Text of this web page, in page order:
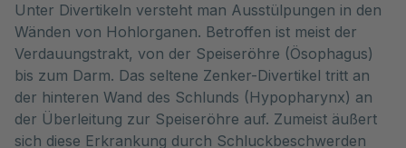
Unter Divertikeln versteht man Ausstülpungen in den
Wänden von Hohlorganen. Betroffen ist meist der
Verdauungstrakt, von der Speiseröhre (Ösophagus)
bis zum Darm. Das seltene Zenker-Divertikel tritt an
der hinteren Wand des Schlunds (Hypopharynx) an
der Überleitung zur Speiseröhre auf. Zumeist äußert
sich diese Erkrankung durch Schluckbeschwerden